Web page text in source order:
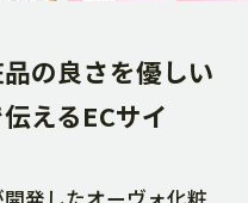
の良さを優しい
えるECサイ